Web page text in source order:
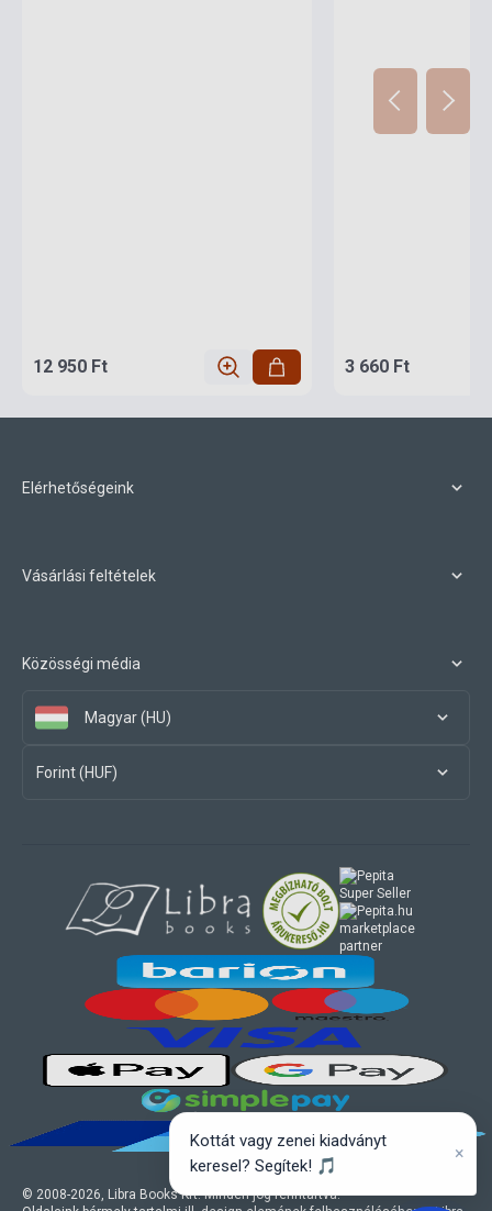
12 950 Ft 3 660 Ft
Elérhetőségeink
Vásárlási feltételek
Közösségi média
Magyar (HU)
Forint (HUF)
© 2008-2026, Libra Books Kft. Minden jog fenntartva.
marketplace
partner
Kottát vagy zenei kiadványt
keresel? Segítek! 🎵
×